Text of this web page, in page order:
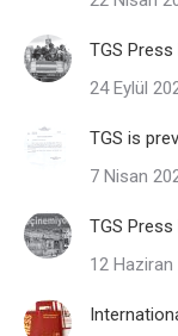
TGS
24 Eylül
TGS is
7 Nisan
TGS
12 Haziran